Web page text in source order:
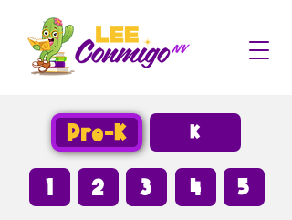
Pre-K K
1 2 3 4 5